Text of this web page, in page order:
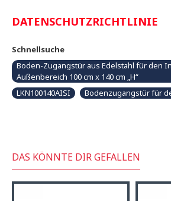
DATENSCHUTZRICHTLINIE
Schnellsuche
Boden-Zugangstür aus Edelstahl für den
Außenbereich 100 cm x 140 cm „H“
LKN100140AISI
Bodenzugangstür für
DAS KÖNNTE DIR GEFALLEN